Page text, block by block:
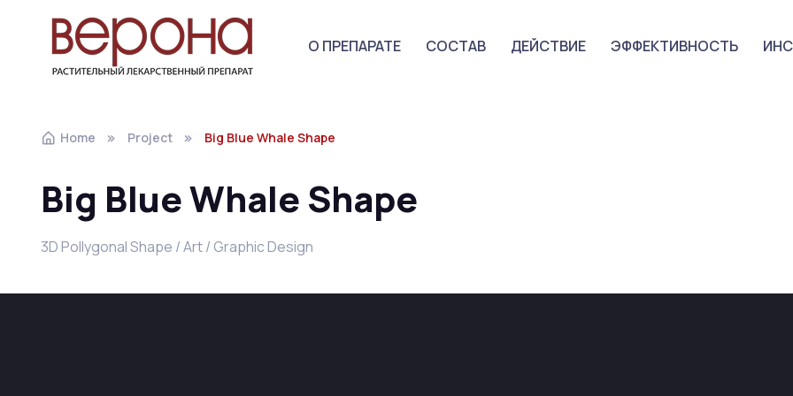
О ПРЕПАРАТЕ СОСТАВ ДЕЙСТВИЕ ЭФФЕКТИВНОСТЬ
Home Project Big Blue Whale Shape
Big Blue Whale Shape
3D Pollygonal Shape / Art / Graphic Design